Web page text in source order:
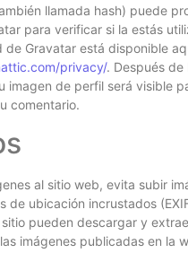
llamada hash) puede
para verificar si la estás
Gravatar está disponible
privacy/. Después
imagen de perfil será visible
comentario.
al sitio web, evita subir
de ubicación incrustados
pueden descargar y
imágenes publicadas en la